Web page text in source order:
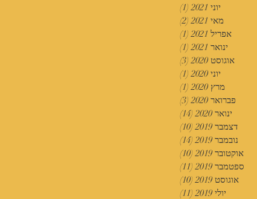
יוני 2021
(1)
מאי 2021
(2)
אפריל 2021
(1)
ינואר 2021
(1)
אוגוסט 2020
(3)
יוני 2020
(1)
מרץ 2020
(1)
פברואר 2020
(3)
ינואר 2020
(14)
דצמבר 2019
(10)
נובמבר 2019
(14)
אוקטובר 2019
(10)
ספטמבר 2019
(11)
אוגוסט 2019
(10)
יולי 2019
(11)